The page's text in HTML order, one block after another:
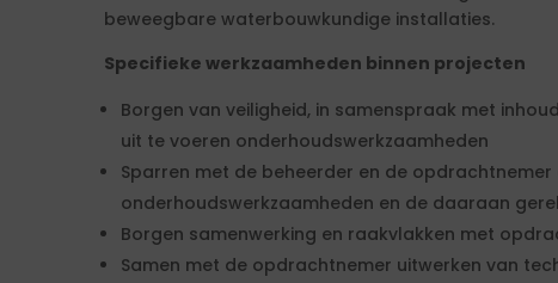
beweegbare waterbouwkundige installaties.
Specifieke werkzaamheden binnen projecten
Borgen van veiligheid, in samenspraak met
uit te voeren onderhoudswerkzaamheden
Sparren met de beheerder en de
onderhoudswerkzaamheden en de daaraan
Borgen samenwerking en raakvlakken met
Samen met de opdrachtnemer uitwerken van